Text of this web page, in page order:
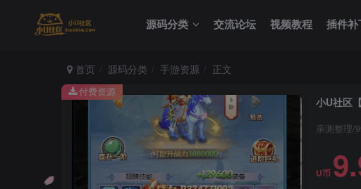
源码分类 交流论坛 视频教程 插件补
首页 源码分类 手游资源 正文
亲测整理/
U币
付费资源